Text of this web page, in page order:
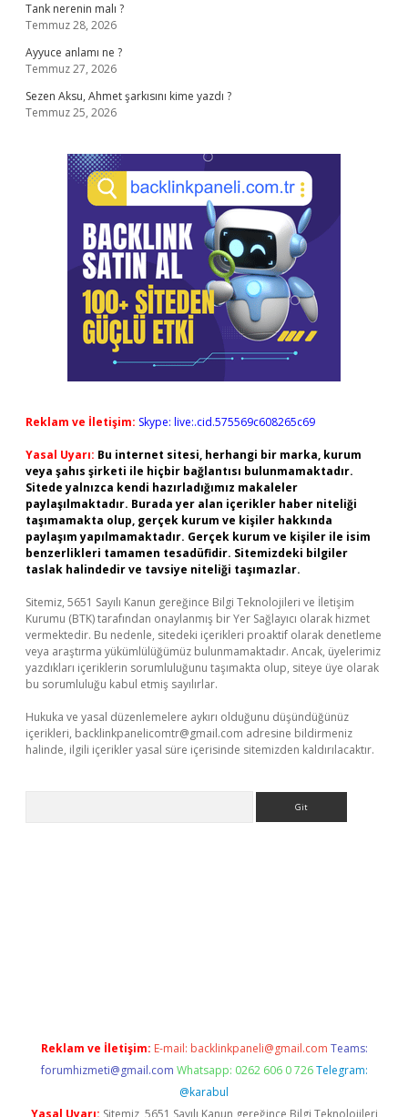
Tank nerenin malı ?
Temmuz 28, 2026
Ayyuce anlamı ne ?
Temmuz 27, 2026
Sezen Aksu, Ahmet şarkısını kime yazdı ?
Temmuz 25, 2026
Reklam ve İletişim: Skype: live:.cid.575569c608265c69
Yasal Uyarı: Bu internet sitesi, herhangi bir marka, kurum
veya şahıs şirketi ile hiçbir bağlantısı bulunmamaktadır.
Sitede yalnızca kendi hazırladığımız makaleler
paylaşılmaktadır. Burada yer alan içerikler haber niteliği
taşımamakta olup, gerçek kurum ve kişiler hakkında
paylaşım yapılmamaktadır. Gerçek kurum ve kişiler ile isim
benzerlikleri tamamen tesadüfidir. Sitemizdeki bilgiler
taslak halindedir ve tavsiye niteliği taşımazlar.
Sitemiz, 5651 Sayılı Kanun gereğince Bilgi Teknolojileri ve İletişim
Kurumu (BTK) tarafından onaylanmış bir Yer Sağlayıcı olarak hizmet
vermektedir. Bu nedenle, sitedeki içerikleri proaktif olarak denetleme
veya araştırma yükümlülüğümüz bulunmamaktadır. Ancak, üyelerimiz
yazdıkları içeriklerin sorumluluğunu taşımakta olup, siteye üye olarak
bu sorumluluğu kabul etmiş sayılırlar.
Hukuka ve yasal düzenlemelere aykırı olduğunu düşündüğünüz
içerikleri, backlinkpanelicomtr@gmail.com adresine bildirmeniz
halinde, ilgili içerikler yasal süre içerisinde sitemizden kaldırılacaktır.
Reklam ve İletişim: E-mail: backlinkpaneli@gmail.com Teams:
forumhizmeti@gmail.com Whatsapp: 0262 606 0 726 Telegram:
@karabul
Yasal Uyarı: Sitemiz, 5651 Sayılı Kanun gereğince Bilgi Teknolojileri